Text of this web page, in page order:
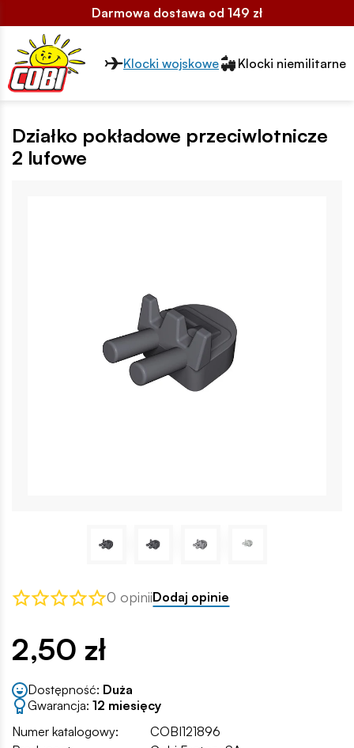
Darmowa dostawa od 149 zł
Przełącznik segmentów2
Klocki wojskowe Klocki niemilitarne
Działko pokładowe przeciwlotnicze
2 lufowe
0 opiniiDodaj opinie
2,50 zł
Dostępność: Duża
Gwarancja: 12 miesięcy
Numer katalogowy:
COBI121896